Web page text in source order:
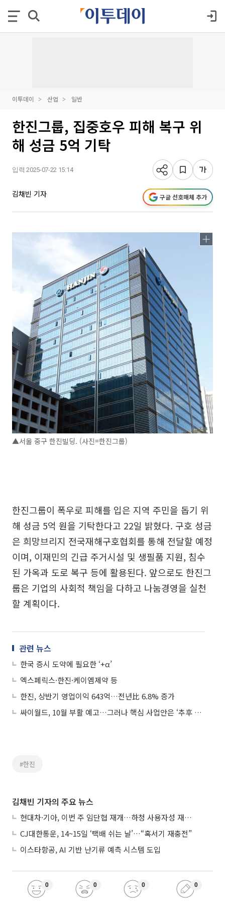
이투데이 산업 일반
한진그룹, 집중호우 피해 복구 위
해 성금 5억 기탁
입력 2025-07-22 15:14
김채빈 기자 구글 선호매체 추가
▲서울 중구 한진빌딩. (사진=한진그룹)
한진그룹이 폭우로 피해를 입은 지역 주민을 돕기 위
해 성금 5억 원을 기탁한다고 22일 밝혔다. 구호 성금
은 희망브리지 전국재해구호협회를 통해 전달할 예정
이며, 이재민의 긴급 주거시설 및 생필품 지원, 침수
된 가옥과 도로 복구 등에 활용된다. 앞으로도 한진그
룹은 기업의 사회적 책임을 다하고 나눔경영을 실천
할 계획이다.
관련 뉴스
한국 증시 도약에 필요한 ‘+α’
엑스페릭스·한진·케이엠제약 등
한진, 상반기 영업이익 643억…전년比 6.8% 증가
싸이월드, 10월 부활 예고…그러나 핵심 사업안은 ‘추후 공개’
#한진
김채빈 기자의 주요 뉴스
현대차·기아, 이번 주 임단협 재개…하청 사용자성 재심도 ‘변수’
CJ대한통운, 14~15일 ‘택배 쉬는 날’…“혹서기 재충전”
이스타항공, AI 기반 난기류 예측 시스템 도입
0 0 0 0